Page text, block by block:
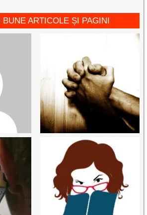
BUNE ARTICOLE ȘI PAGINI